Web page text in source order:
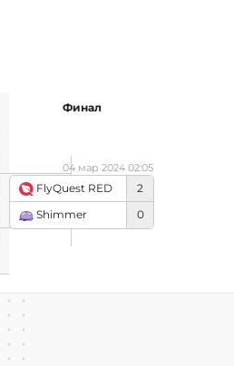
FlyQuest RED
2
Shimmer
0
04 мар 2024 02:05
Финал